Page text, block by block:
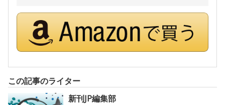
この記事のライター
新刊JP編集部